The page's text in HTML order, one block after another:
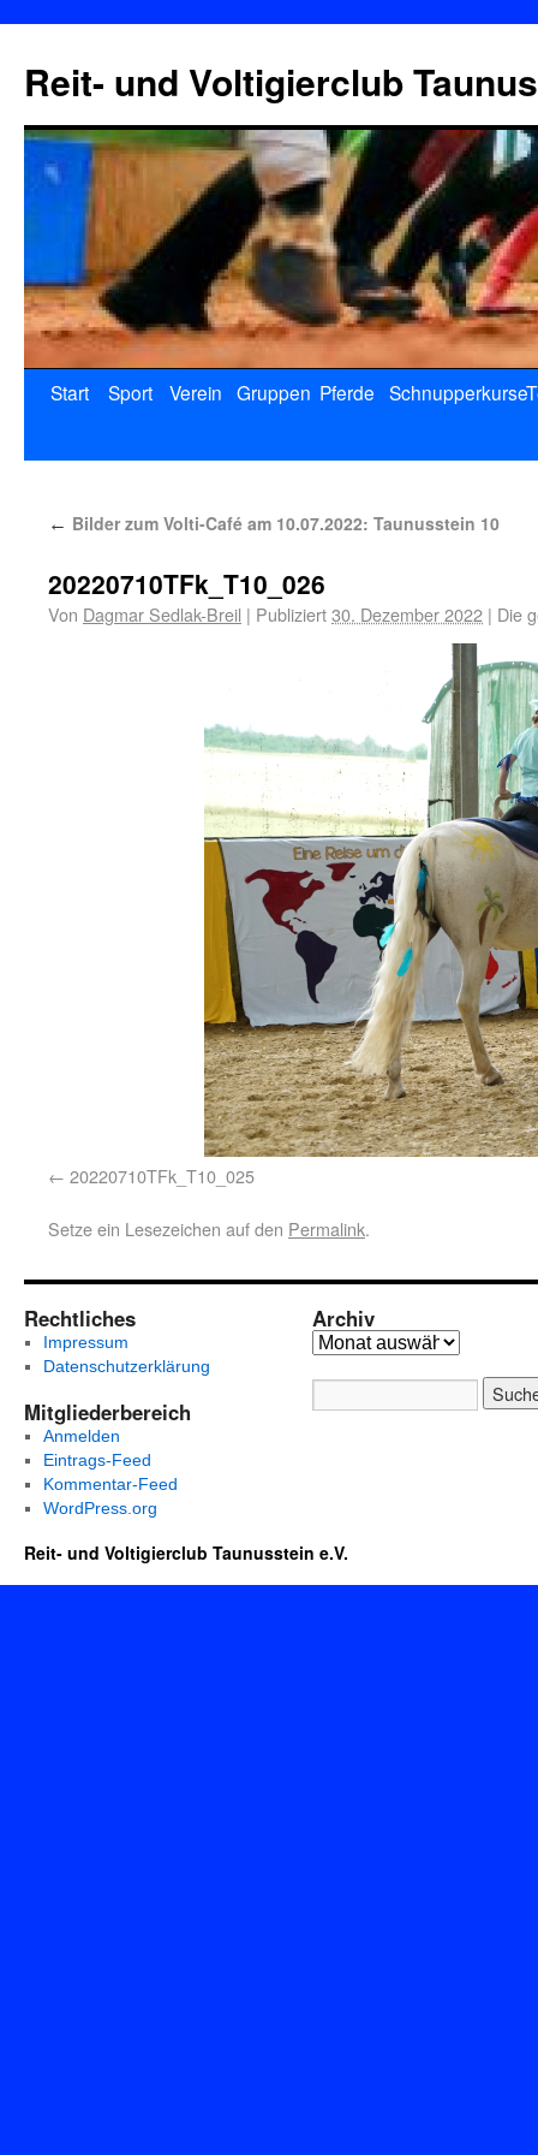
Reit- und Voltigierclub
Start Sport Verein Gruppen Pferde Schnupperkurse
← Bilder zum Volti-Café am 10.07.2022: Taunusstein 10
20220710TFk_T10_026
Von Dagmar Sedlak-Breil | Publiziert30. Dezember 2022 | Die
20220710TFk_T10_025
Setze ein Lesezeichen auf den Permalink.
Rechtliches
Impressum
Datenschutzerklärung
Mitgliederbereich
Anmelden
Eintrags-Feed
Kommentar-Feed
WordPress.org
Archiv
Reit- und Voltigierclub Taunusstein e.V.